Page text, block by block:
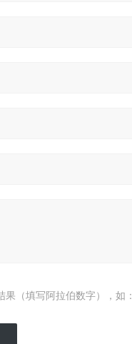
果（填写阿拉伯数字），如